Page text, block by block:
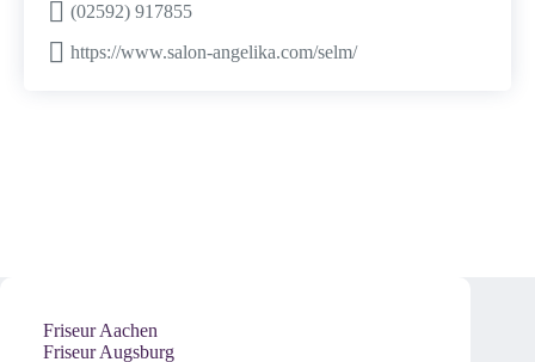
(02592) 917855
https://www.salon-angelika.com/selm/
Friseur Aachen
Friseur Augsburg